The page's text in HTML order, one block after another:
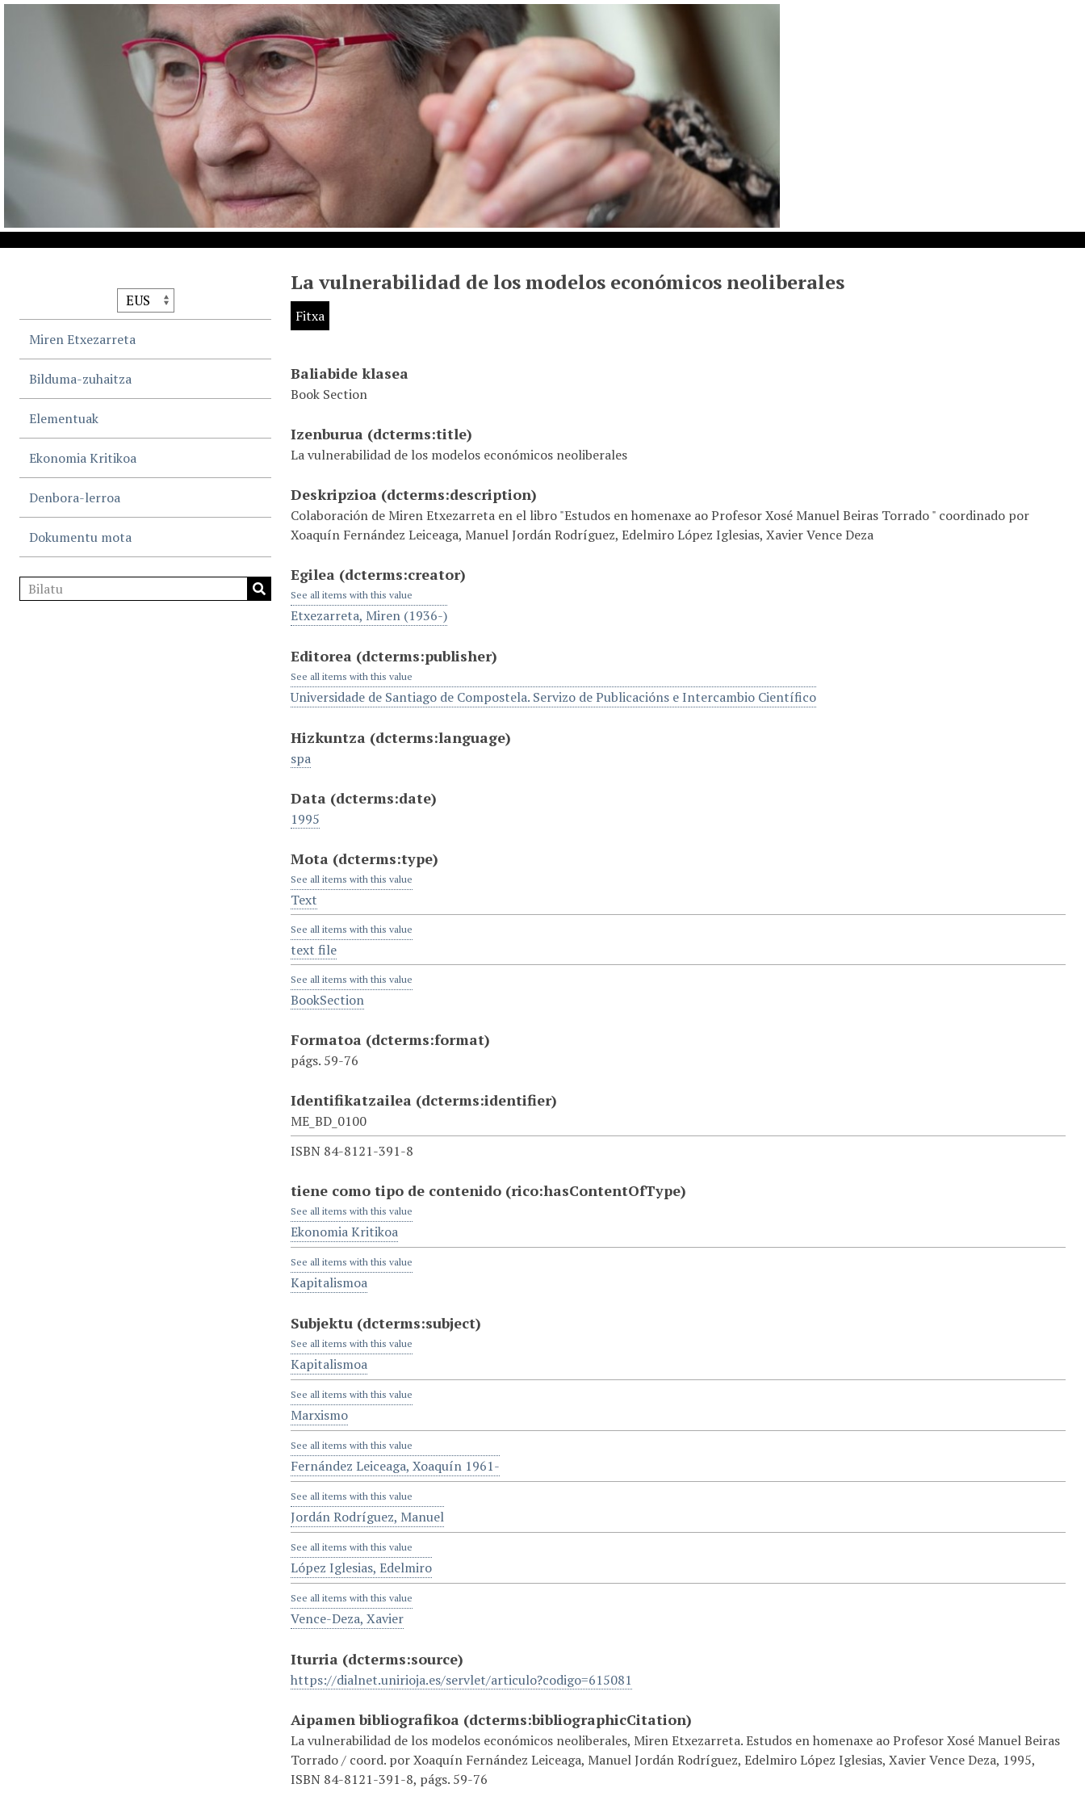
Miren Etxezarreta
Bilduma-zuhaitza
Elementuak
Ekonomia Kritikoa
Denbora-lerroa
Dokumentu mota
La vulnerabilidad de los modelos económicos neoliberales
Fitxa
Baliabide klasea
Book Section
Izenburua (dcterms:title)
La vulnerabilidad de los modelos económicos neoliberales
Deskripzioa (dcterms:description)
Colaboración de Miren Etxezarreta en el libro "Estudos en homenaxe ao Profesor Xosé Manuel Beiras Torrado " coordinado por
Xoaquín Fernández Leiceaga, Manuel Jordán Rodríguez, Edelmiro López Iglesias, Xavier Vence Deza
Egilea (dcterms:creator)
See all items with this value
Etxezarreta, Miren (1936-)
Editorea (dcterms:publisher)
See all items with this value
Universidade de Santiago de Compostela. Servizo de Publicacións e Intercambio Científico
Hizkuntza (dcterms:language)
spa
Data (dcterms:date)
1995
Mota (dcterms:type)
See all items with this value
Text
See all items with this value
text file
See all items with this value
BookSection
Formatoa (dcterms:format)
págs. 59-76
Identifikatzailea (dcterms:identifier)
ME_BD_0100
ISBN 84-8121-391-8
tiene como tipo de contenido (rico:hasContentOfType)
See all items with this value
Ekonomia Kritikoa
See all items with this value
Kapitalismoa
Subjektu (dcterms:subject)
See all items with this value
Kapitalismoa
See all items with this value
Marxismo
See all items with this value
Fernández Leiceaga, Xoaquín 1961-
See all items with this value
Jordán Rodríguez, Manuel
See all items with this value
López Iglesias, Edelmiro
See all items with this value
Vence-Deza, Xavier
Iturria (dcterms:source)
https://dialnet.unirioja.es/servlet/articulo?codigo=615081
Aipamen bibliografikoa (dcterms:bibliographicCitation)
La vulnerabilidad de los modelos económicos neoliberales, Miren Etxezarreta. Estudos en homenaxe ao Profesor Xosé Manuel Beiras
Torrado / coord. por Xoaquín Fernández Leiceaga, Manuel Jordán Rodríguez, Edelmiro López Iglesias, Xavier Vence Deza, 1995,
ISBN 84-8121-391-8, págs. 59-76